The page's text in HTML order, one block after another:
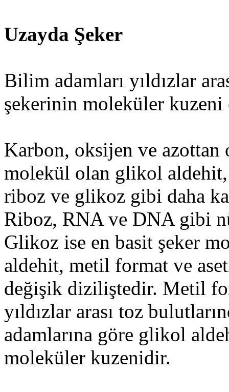
Uzayda Şeker
Bilim adamları yıldızlar
şekerinin moleküler
Karbon, oksijen ve
molekül olan glikol
riboz ve glikoz gibi daha
Riboz, RNA ve DNA gibi
Glikoz ise en basit şeker
aldehit, metil format ve
değişik diziliştedir. Metil
yıldızlar arası toz
adamlarına göre glikol
moleküler kuzenidir.